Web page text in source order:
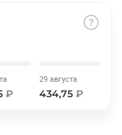
₽
29 августа
434,75 ₽
25